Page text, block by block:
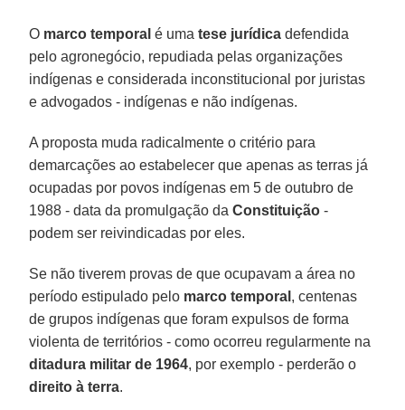
O marco temporal é uma tese jurídica defendida
pelo agronegócio, repudiada pelas organizações
indígenas e considerada inconstitucional por juristas
e advogados - indígenas e não indígenas.
A proposta muda radicalmente o critério para
demarcações ao estabelecer que apenas as terras já
ocupadas por povos indígenas em 5 de outubro de
1988 - data da promulgação da Constituição -
podem ser reivindicadas por eles.
Se não tiverem provas de que ocupavam a área no
período estipulado pelo marco temporal , centenas
de grupos indígenas que foram expulsos de forma
violenta de territórios - como ocorreu regularmente na
ditadura militar de 1964, por exemplo - perderão o
direito à terra.